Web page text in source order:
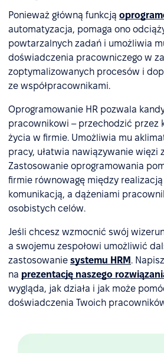
Ponieważ główną funkcją
automatyzacja, pomaga ono
powtarzalnych zadań i umożliwia
doświadczenia pracowniczego w
zoptymalizowanych procesów i
ze współpracownikami.
Oprogramowanie HR pozwala
pracownikowi – przechodzić przez
życia w firmie. Umożliwia mu
pracy, ułatwia nawiązywanie więzi
Zastosowanie oprogramowania
firmie równowagę między
komunikacją, a dążeniami
osobistych celów.
Jeśli chcesz wzmocnić swój
a swojemu zespołowi umożliwić
zastosowanie systemu HRM .
na prezentację naszego
wygląda, jak działa i jak może
doświadczenia Twoich